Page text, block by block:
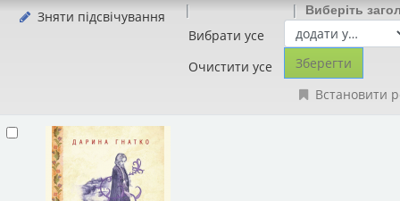
Зняти підсвічування
Вибрати усе
Очистити усе
Виберіть
Встановити